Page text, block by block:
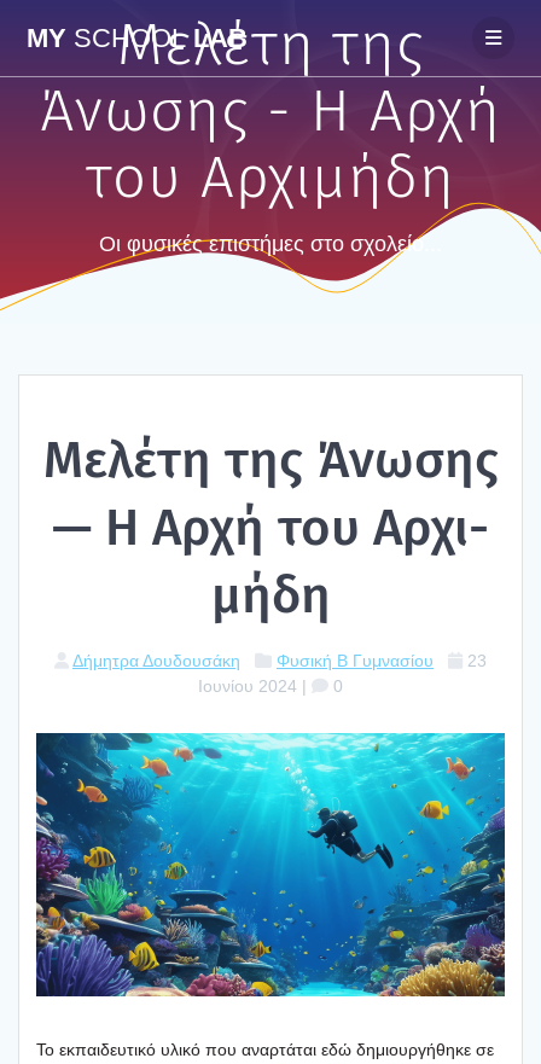
to
content
MY SCHOOLLAB
Μελέτη της
Άνωσης - Η Αρχή
του Αρχιμήδη
Οι φυσικές επιστήμες στο σχολείο...
Μελέ­τη της Άνω­σης
— Η Αρχή του Αρχι­
μή­δη
Δήμητρα Δουδουσάκη Φυσική Β Γυμνασίου
23
Ιουνίου 2024 | 0
To εκπαι­δευ­τι­κό υλι­κό που αναρ­τά­ται εδώ δημιουρ­γή­θη­κε σε